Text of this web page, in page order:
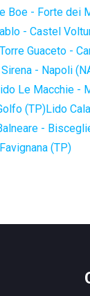
Boe - Forte dei
- Castel
Guaceto -
- Napoli
Le Macchie -
(TP)Lido
-
(TP)